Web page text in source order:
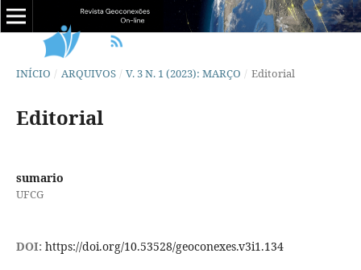
INÍCIO / ARQUIVOS / V. 3 N. 1 (2023): MARÇO / Editorial
Editorial
sumario
UFCG
DOI: https://doi.org/10.53528/geoconexes.v3i1.134